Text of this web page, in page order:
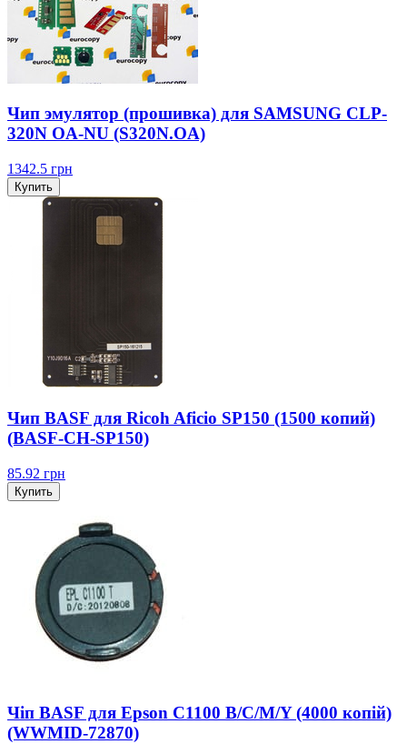
Чип эмулятор (прошивка) для SAMSUNG CLP-
320N OA-NU (S320N.OA)
1342.5 грн
Купить
Чип BASF для Ricoh Aficio SP150 (1500 копий)
(BASF-CH-SP150)
85.92 грн
Купить
Чіп BASF для Epson C1100 B/C/M/Y (4000 копій)
(WWMID-72870)